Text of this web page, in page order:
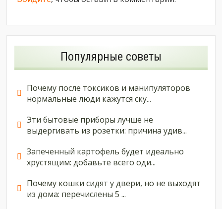
Популярные советы
Почему после токсиков и манипуляторов
нормальные люди кажутся ску...
Эти бытовые приборы лучше не
выдергивать из розетки: причина удив...
Запеченный картофель будет идеально
хрустящим: добавьте всего оди...
Почему кошки сидят у двери, но не выходят
из дома: перечислены 5 ...